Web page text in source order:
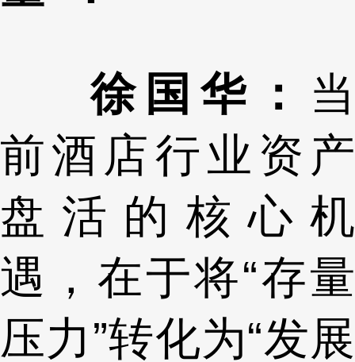
徐国华： 当
前酒店行业资产
盘活的核心机
遇，在于将“存量
压力”转化为“发展